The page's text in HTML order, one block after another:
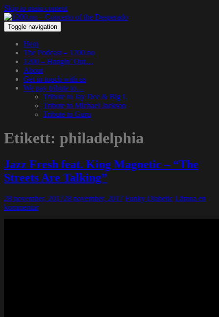
Skip to main content
Toggle navigation
Hem
The Podcast – 1200.nu
1200 – Hangin’ Out…
About
Get in touch with us
We pay tribute to…
Tribute to Jay Dee & Big L
Tribute to Michael Jackson
Tribute to Guru
Etikett: philadelphia
Jazz Fresh feat. King Magnetic – “The
Streets Are Talking”
28 november, 201728 november, 2017 Funky Diabetic Lämna en
kommentar